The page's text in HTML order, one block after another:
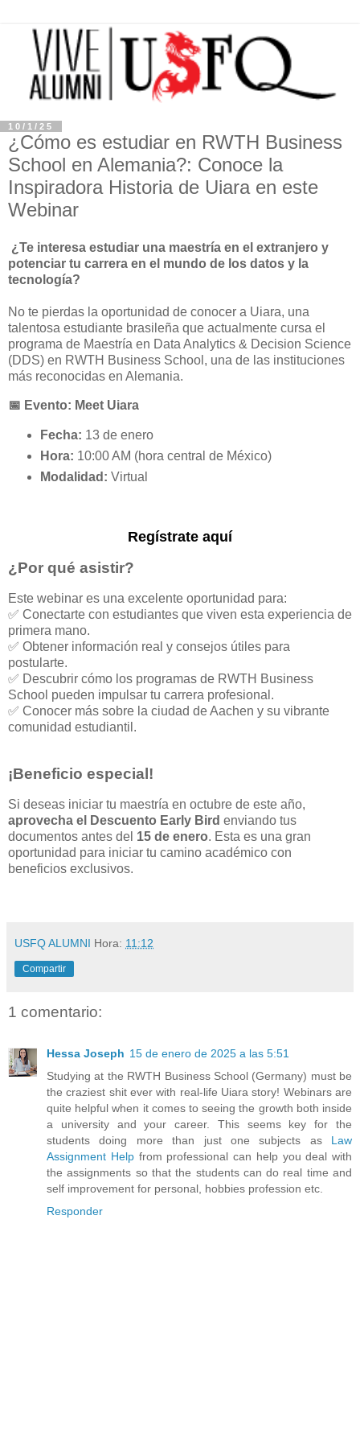
10/1/25
¿Cómo es estudiar en RWTH Business
School en Alemania?: Conoce la
Inspiradora Historia de Uiara en este
Webinar
¿Te interesa estudiar una maestría en el extranjero y
potenciar tu carrera en el mundo de los datos y la
tecnología?
No te pierdas la oportunidad de conocer a Uiara, una
talentosa estudiante brasileña que actualmente cursa el
programa de Maestría en Data Analytics & Decision Science
(DDS) en RWTH Business School, una de las instituciones
más reconocidas en Alemania.
📅 Evento: Meet Uiara
Fecha: 13 de enero
Hora: 10:00 AM (hora central de México)
Modalidad: Virtual
Regístrate aquí
¿Por qué asistir?
Este webinar es una excelente oportunidad para:
✅ Conectarte con estudiantes que viven esta experiencia de
primera mano.
✅ Obtener información real y consejos útiles para
postularte.
✅ Descubrir cómo los programas de RWTH Business
School pueden impulsar tu carrera profesional.
✅ Conocer más sobre la ciudad de Aachen y su vibrante
comunidad estudiantil.
¡Beneficio especial!
Si deseas iniciar tu maestría en octubre de este año,
aprovecha el Descuento Early Bird enviando tus
documentos antes del 15 de enero. Esta es una gran
oportunidad para iniciar tu camino académico con
beneficios exclusivos.
USFQ ALUMNI Hora: 11:12
Compartir
1 comentario:
Hessa Joseph 15 de enero de 2025 a las 5:51
Studying at the RWTH Business School (Germany) must be
the craziest shit ever with real-life Uiara story! Webinars are
quite helpful when it comes to seeing the growth both inside
a university and your career. This seems key for the
students doing more than just one subjects as Law
Assignment Helpfrom professional can help you deal with
the assignments so that the students can do real time and
self improvement for personal, hobbies profession etc.
Responder